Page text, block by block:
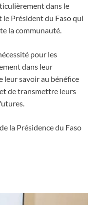
dans le
le Président du Faso qui
la communauté.
pour les
dans leur
savoir au bénéfice
de transmettre leurs
la Présidence du Faso